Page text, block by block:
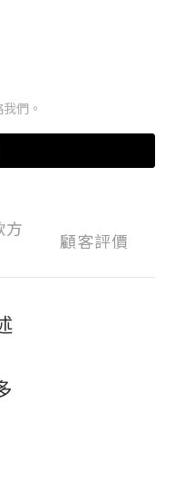
們。
方
顧客評價